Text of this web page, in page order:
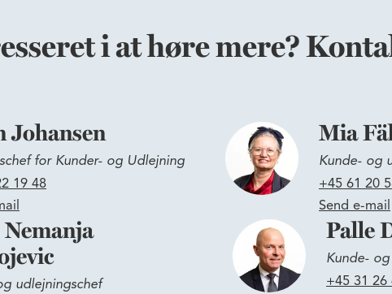
i at høre mere?
Johansen
for Kunder- og Udlejning
19 48
Mia
Kunde- og
+45 61 20
Send e-mail
Nemanja
udlejningschef
Palle
Kunde-
+45 31 26